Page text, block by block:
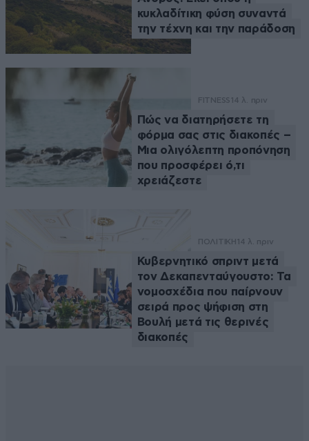
κυκλαδίτικη φύση συναντά
την τέχνη και την παράδοση
FITNESS 14 λ. πριν
Πώς να διατηρήσετε τη
φόρμα σας στις διακοπές –
Μια ολιγόλεπτη προπόνηση
που προσφέρει ό,τι
χρειάζεστε
ΠΟΛΙΤΙΚΗ 14 λ. πριν
Κυβερνητικό σπριντ μετά
τον Δεκαπενταύγουστο: Τα
νομοσχέδια που παίρνουν
σειρά προς ψήφιση στη
Βουλή μετά τις θερινές
διακοπές